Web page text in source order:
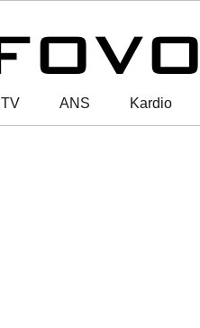
TV ANS Kardio